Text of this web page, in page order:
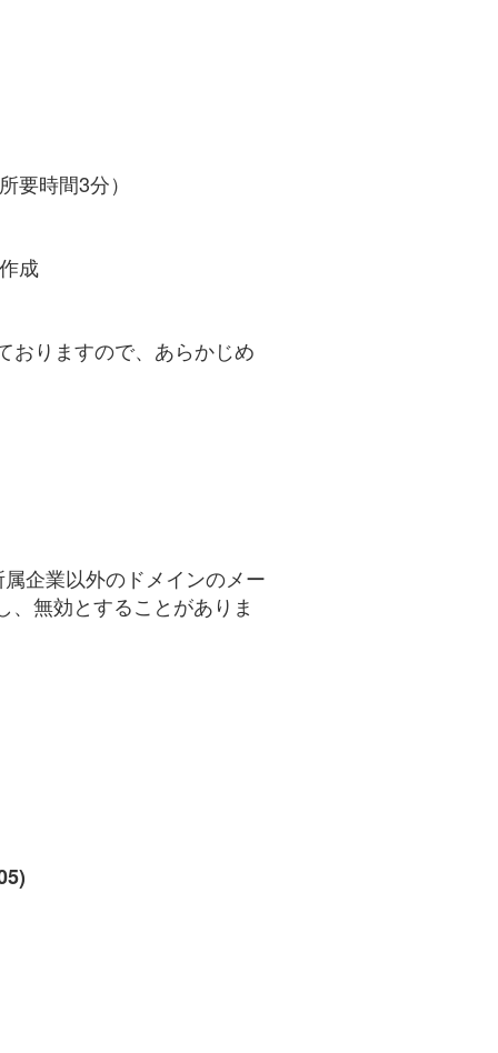
要時間3分）
成
おりますので、あらかじめ
企業以外のドメインのメー
無効とすることがありま